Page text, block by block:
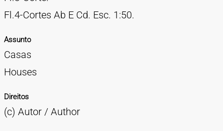
Fl.4-Cortes Ab E Cd. Esc. 1:50.
Assunto
Casas
Houses
Direitos
(c) Autor / Author